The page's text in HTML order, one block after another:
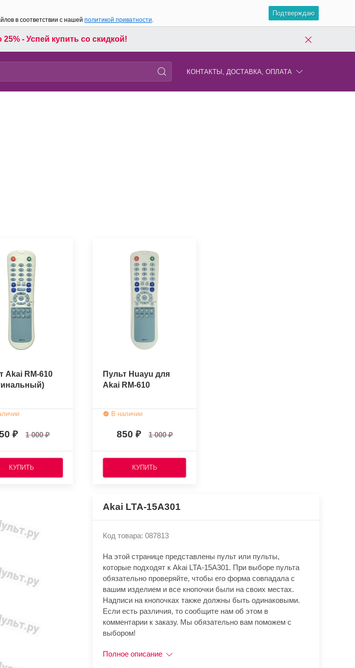
в соответствии с нашей политикой приватности.
Подтверждаю
25% - Успей купить со скидкой!
КОНТАКТЫ, ДОСТАВКА, ОПЛАТА
Akai RM-610
1 000
КУПИТЬ
Пульт Huayu для
Akai RM-610
В наличии
850 1 000
КУПИТЬ
Akai LTA-15A301
Код товара: 087813
На этой странице представлены пульт или пульты,
которые подходят к Akai LTA-15A301. При выборе пульта
обязательно проверяйте, чтобы его форма совпадала с
вашим изделием и все кнопочки были на своих местах.
Надписи на кнопочках также должны быть одинаковыми.
Если есть различия, то сообщите нам об этом в
комментарии к заказу. Мы обязательно вам поможем с
выбором!
Полное описание